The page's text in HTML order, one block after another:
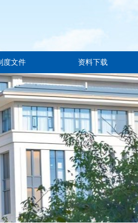
度文件 资料下载